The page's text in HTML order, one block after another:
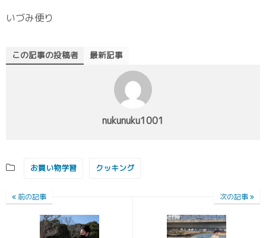
いづみ便り
この記事の投稿者 最新記事
nukunuku1001
お買い物学習 クッキング
前の記事 次の記事